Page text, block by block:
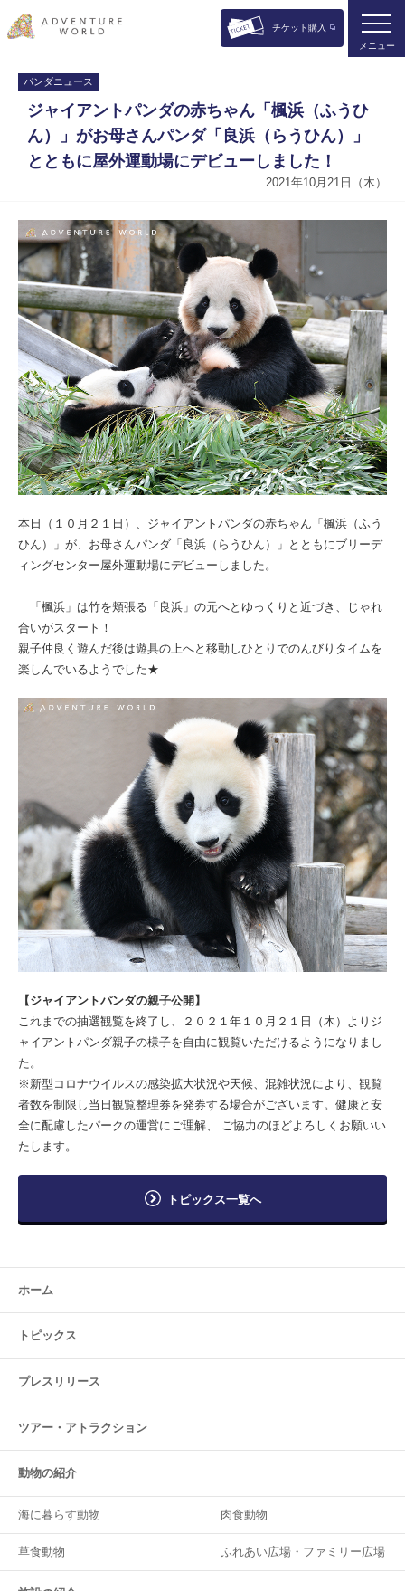
チケット購入
メニュー
パンダニュース
ジャイアントパンダの赤ちゃん「楓浜（ふうひ
ん）」がお母さんパンダ「良浜（らうひん）」
とともに屋外運動場にデビューしました！
2021年10月21日（木）
本日（１０月２１日）、ジャイアントパンダの赤ちゃん「楓浜（ふう
ひん）」が、お母さんパンダ「良浜（らうひん）」とともにブリーデ
ィングセンター屋外運動場にデビューしました。
「楓浜」は竹を頬張る「良浜」の元へとゆっくりと近づき、じゃれ
合いがスタート！
親子仲良く遊んだ後は遊具の上へと移動しひとりでのんびりタイムを
楽しんでいるようでした★
【ジャイアントパンダの親子公開】
これまでの抽選観覧を終了し、２０２１年１０月２１日（木）よりジ
ャイアントパンダ親子の様子を自由に観覧いただけるようになりまし
た。
※新型コロナウイルスの感染拡大状況や天候、混雑状況により、観覧
者数を制限し当日観覧整理券を発券する場合がございます。健康と安
全に配慮したパークの運営にご理解、 ご協力のほどよろしくお願いい
たします。
トピックス一覧へ
ホーム
トピックス
プレスリリース
ツアー・ アトラクション
動物の紹介
海に暮らす動物 肉食動物
草食動物 ふれあい広場・ファミリー広場